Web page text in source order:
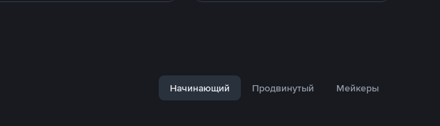
Начинающий Продвинутый Мейкеры